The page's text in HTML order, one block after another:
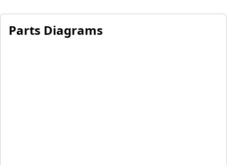
Parts Diagrams